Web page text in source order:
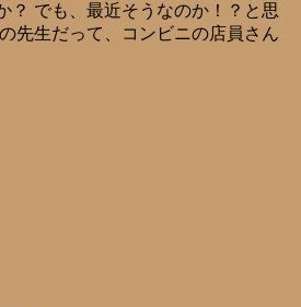
？ でも、最近そうなのか！？と思
先生だって、コンビニの店員さん